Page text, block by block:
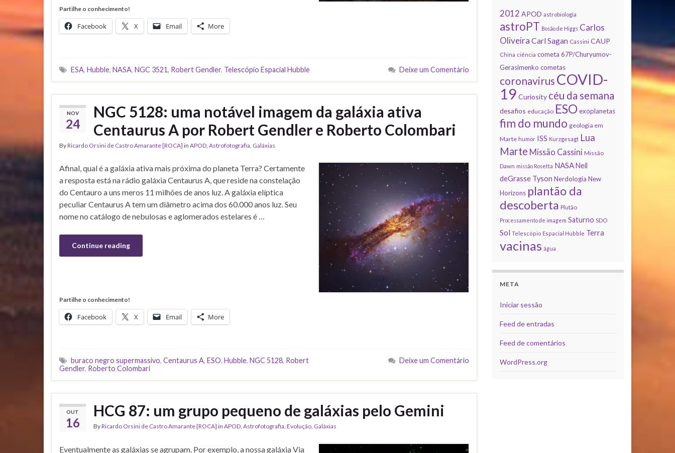
Partilhe o conhecimento!
Facebook X Email More
ESA, Hubble, NASA, NGC 3521, Robert Gendler, Telescópio Espacial Hubble Deixe um Comentário
NOV
24
NGC 5128: uma notável imagem da galáxia ativa
Centaurus A por Robert Gendler e Roberto Colombari
ByRicardo Orsini de Castro Amarante [ROCA] in APOD Astrofotografia Galáxias
Afinal, qual é a galáxia ativa mais próxima do planeta Terra? Certamente
a resposta está na rádio galáxia Centaurus A, que reside na constelação
do Centauro a uns meros 11 milhões de anos luz. A galáxia elíptica
peculiar Centaurus A tem um diâmetro acima dos 60.000 anos luz. Seu
nome no catálogo de nebulosas e aglomerados estelares é …
Continue reading
Partilhe o conhecimento!
Facebook X Email More
buraco negro supermassivo, Centaurus A, ESO, Hubble, NGC 5128, Robert
Gendler, Roberto Colombari
Deixe um Comentário
OUT
16
HCG 87: um grupo pequeno de galáxias pelo Gemini
ByRicardo Orsini de Castro Amarante [ROCA] in APOD Astrofotografia Evolução Galáxias
Eventualmente as galáxias se agrupam. Por exemplo, a nossa galáxia Via
2012 APOD astrobiologia
astroPT Bosão de Higgs Carlos
Oliveira Carl Sagan Cassini CAUP
China ciência cometa 67P/Churyumov-
Gerasimenko cometas
coronavirus COVID-
19 Curiosity céu da semana
desafios educação ESO exoplanetas
fim do mundo geologia em
Marte humor ISS Kurzgesagt Lua
Marte Missão Cassini Missão
Dawn missão Rosetta NASA Neil
deGrasse Tyson Nerdologia New
Horizons plantão da
descoberta Plutão
Processamento de imagem Saturno SDO
Sol Telescópio Espacial Hubble Terra
vacinas água
META
Iniciar sessão
Feed de entradas
Feed de comentários
WordPress.org